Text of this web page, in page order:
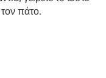
πάτο.